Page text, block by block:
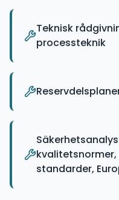
Teknisk
processteknik
standarder,